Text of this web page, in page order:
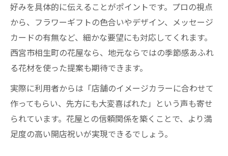
好みを具体的に伝えることがポイントです。プロの視点
から、フラワーギフトの色合いやデザイン、メッセージ
カードの有無など、細かな要望にも対応してくれます。
西宮市相生町の花屋なら、地元ならではの季節感あふれ
る花材を使った提案も期待できます。
実際に利用者からは「店舗のイメージカラーに合わせて
作ってもらい、先方にも大変喜ばれた」という声も寄せ
られています。花屋との信頼関係を築くことで、より満
足度の高い開店祝いが実現できるでしょう。